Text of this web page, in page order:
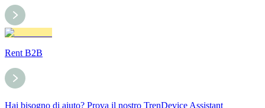
Rent B2B
Hai bisogno di aiuto? Prova il nostro TrenDevice Assistant